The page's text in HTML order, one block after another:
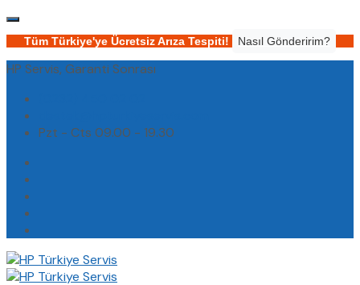
Tüm Türkiye'ye Ücretsiz Arıza Tespiti! Nasıl Gönderirim?
HP Servis, Garanti Sonrası
Pzt - Cts 09.00 - 19.30